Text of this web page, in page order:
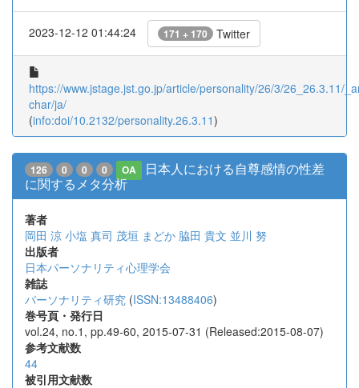
2023-12-12 01:44:24 171 + 170 Twitter
https://www.jstage.jst.go.jp/article/personality/26/3/26_26.3.11/
char/ja/
(info:doi/10.2132/personality.26.3.11)
126 0 0 0 OA
日本人における自尊感情の性差
に関するメタ分析
著者
岡田 涼 小塩 真司 茂垣 まどか 脇田 貴文 並川 努
出版者
日本パーソナリティ心理学会
雑誌
パーソナリティ研究 (ISSN:13488406)
巻号頁・発行日
vol.24, no.1, pp.49-60, 2015-07-31 (Released:2015-08-07)
参考文献数
44
被引用文献数